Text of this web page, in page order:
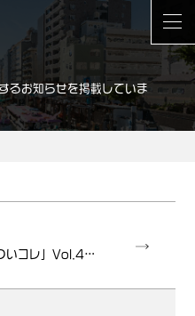
るお知らせを掲載していま
『Fate/Grand Order』 「ついコレ」Vol.4～5 発売のお知らせ